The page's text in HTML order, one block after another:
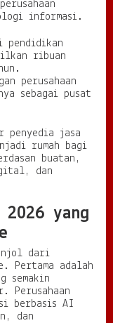
informasi.
pendidikan
ribuan
perusahaan
sebagai pusat
penyedia jasa
rumah bagi
buatan,
dan
yang
dari
Pertama adalah
semakin
Perusahaan
berbasis AI
dan